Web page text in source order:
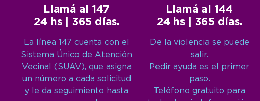
Llamá al 147
24 hs | 365 días.
La línea 147 cuenta con el
Sistema Único de Atención
Vecinal (SUAV), que asigna
un número a cada solicitud
y le da seguimiento hasta
Llamá al 144
24 hs | 365 días.
De la violencia se puede
salir.
Pedir ayuda es el primer
paso.
Teléfono gratuito para